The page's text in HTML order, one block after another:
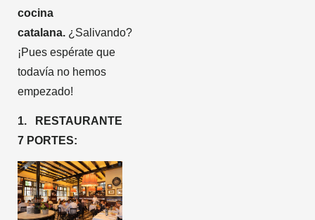
cocina
catalana. ¿Salivando?
¡Pues espérate que
todavía no hemos
empezado!
1. RESTAURANTE
7 PORTES: